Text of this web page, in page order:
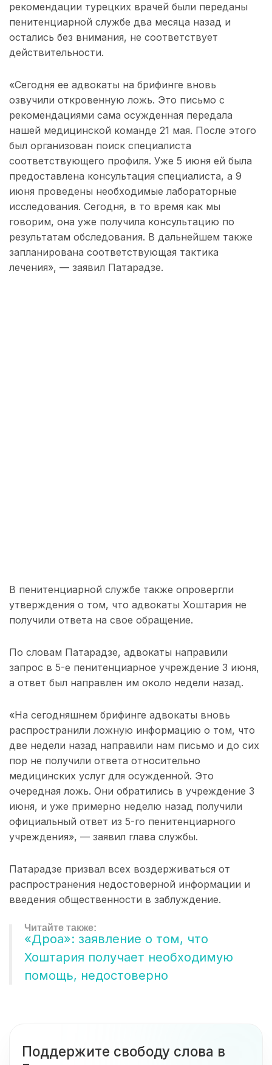
рекомендации турецких врачей были переданы
пенитенциарной службе два месяца назад и
остались без внимания, не соответствует
действительности.
«Сегодня ее адвокаты на брифинге вновь
озвучили откровенную ложь. Это письмо с
рекомендациями сама осужденная передала
нашей медицинской команде 21 мая. После этого
был организован поиск специалиста
соответствующего профиля. Уже 5 июня ей была
предоставлена консультация специалиста, а 9
июня проведены необходимые лабораторные
исследования. Сегодня, в то время как мы
говорим, она уже получила консультацию по
результатам обследования. В дальнейшем также
запланирована соответствующая тактика
лечения», — заявил Патарадзе.
В пенитенциарной службе также опровергли
утверждения о том, что адвокаты Хоштария не
получили ответа на свое обращение.
По словам Патарадзе, адвокаты направили
запрос в 5-е пенитенциарное учреждение 3 июня,
а ответ был направлен им около недели назад.
«На сегодняшнем брифинге адвокаты вновь
распространили ложную информацию о том, что
две недели назад направили нам письмо и до сих
пор не получили ответа относительно
медицинских услуг для осужденной. Это
очередная ложь. Они обратились в учреждение 3
июня, и уже примерно неделю назад получили
официальный ответ из 5-го пенитенциарного
учреждения», — заявил глава службы.
Патарадзе призвал всех воздерживаться от
распространения недостоверной информации и
введения общественности в заблуждение.
«Дроа»: заявление о том, что
Хоштария получает необходимую
помощь, недостоверно
Поддержите свободу слова в